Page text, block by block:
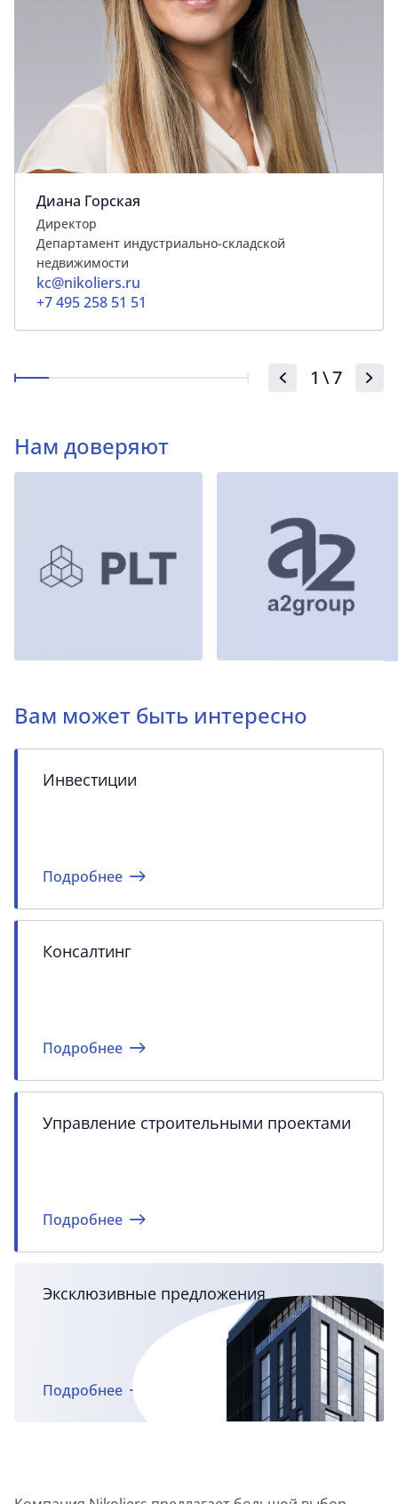
Диана Горская
Директор
Департамент индустриально-складской
недвижимости
kc@nikoliers.ru
+7 495 258 51 51
1 \7
Нам доверяют
Вам может быть интересно
Инвестиции
Подробнее
Консалтинг
Подробнее
Управление строительными проектами
Подробнее
Эксклюзивные предложения
Подробнее